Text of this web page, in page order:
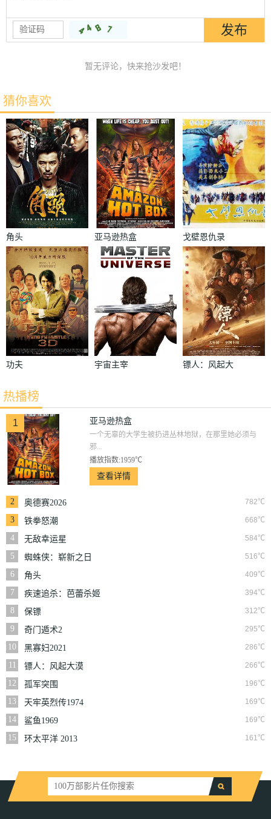
暂无评论，快来抢沙发吧！
猜你喜欢
角头 亚马逊热盒 戈壁恩仇录
功夫 宇宙主宰
镖人：风起大
热播榜
1 亚马逊热盒
一个无辜的大学生被扔进丛林地狱，在那里她必须与
邪...
播放指数:1959℃
查看详情
2 782℃
奥德赛2026
3
668℃
铁拳怒潮
4
584℃
无敌幸运星
5
516℃
蜘蛛侠：崭新之日
6
409℃
角头
7
394℃
疾速追杀：芭蕾杀姬
8
312℃
保镖
9
295℃
奇门遁术2
10
286℃
黑寡妇2021
11
266℃
镖人：风起大漠
12
196℃
孤军突围
13
169℃
天牢英烈传1974
14
169℃
鲨鱼1969
15
161℃
环太平洋 2013